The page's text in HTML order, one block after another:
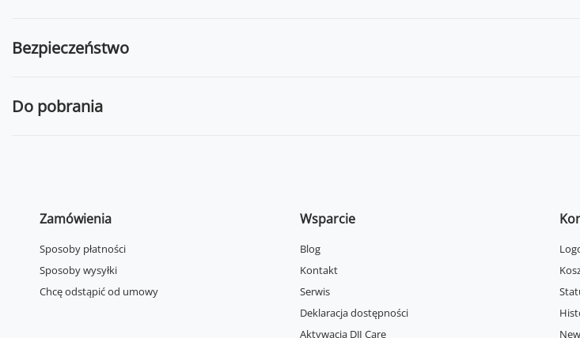
Bezpieczeństwo
Do pobrania
Zamówienia
Sposoby płatności
Sposoby wysyłki
Chcę odstąpić od umowy
Wsparcie
Blog
Kontakt
Serwis
Deklaracja dostępności
Aktywacja DJI Care